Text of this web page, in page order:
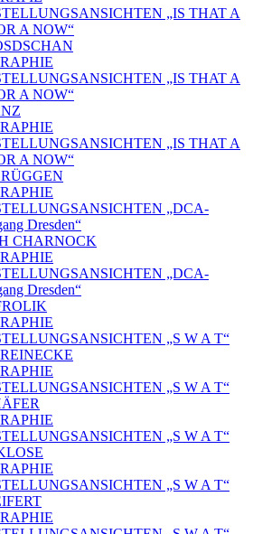
„IS THAT A
A NOW“
„IS THAT A
A NOW“
„IS THAT A
A NOW“
„DCA-
Dresden“
CHARNOCK
„DCA-
Dresden“
„S W A T“
„S W A T“
„S W A T“
„S W A T“